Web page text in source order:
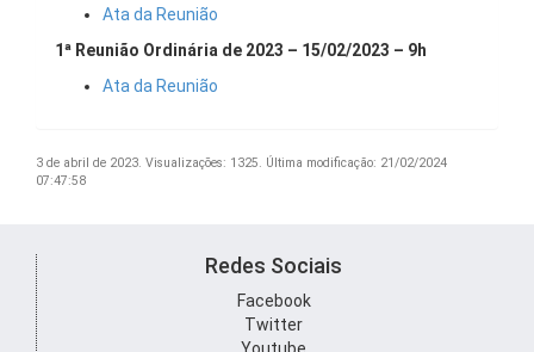
Ata da Reunião
1ª Reunião Ordinária de 2023 – 15/02/2023 – 9h
Ata da Reunião
3 de abril de 2023. Visualizações: 1325. Última modificação: 21/02/2024
07:47:58
Redes Sociais
Facebook
Twitter